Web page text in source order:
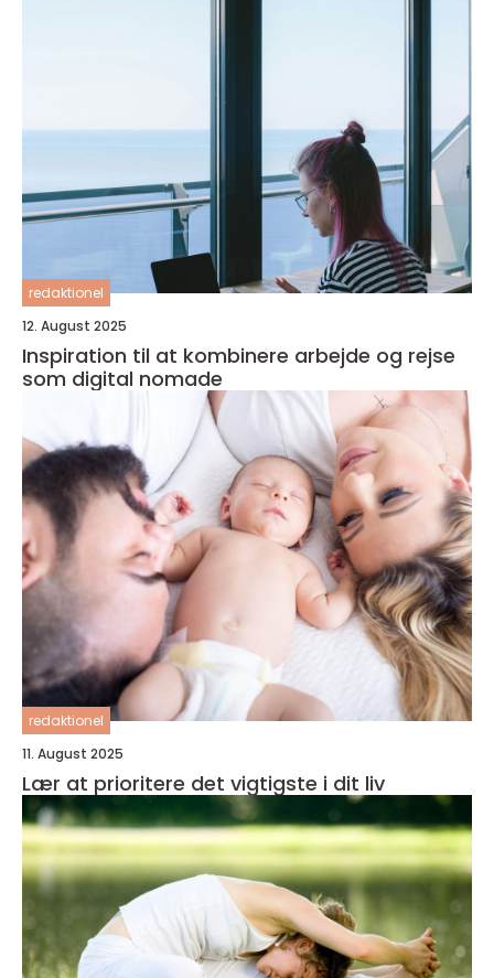
redaktionel
12. August 2025
Inspiration til at kombinere arbejde og rejse
som digital nomade
redaktionel
11. August 2025
Lær at prioritere det vigtigste i dit liv